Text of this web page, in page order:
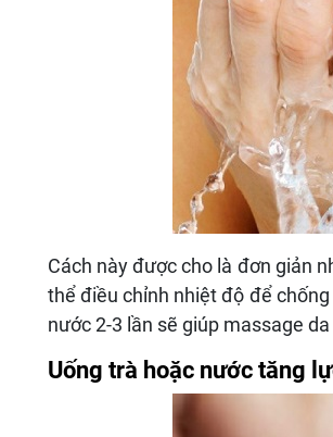
Cách này được cho là đơn giản
thể điều chỉnh nhiệt độ để
nước 2-3 lần sẽ giúp massage
Uống trà hoặc nước tăng